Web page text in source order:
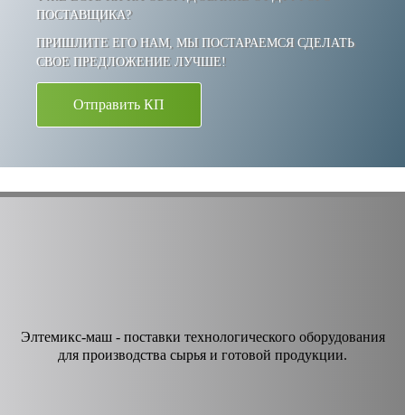
ПОСТАВЩИКА?
ПРИШЛИТЕ ЕГО НАМ, МЫ ПОСТАРАЕМСЯ СДЕЛАТЬ
СВОЕ ПРЕДЛОЖЕНИЕ ЛУЧШЕ!
Отправить КП
Элтемикс-маш - поставки технологического оборудования
для производства сырья и готовой продукции.